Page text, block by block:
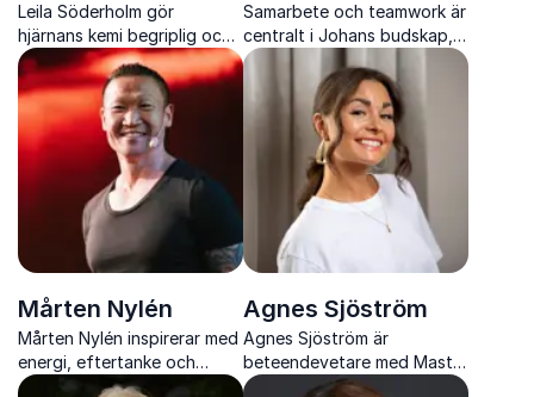
Leila Söderholm gör
hjärnans kemi begriplig och
stärker hälsa, arbetsglädje
och hållbar prestation.
Samarbete och teamwork är
centralt i Johans budskap,
där energi, humor och
verktyg stärker motivation
och arbetsglädje.
Mårten Nylén
Mårten Nylén inspirerar med
energi, eftertanke och
konkreta insikter kring hälsa,
Agnes Sjöström
Agnes Sjöström är
beteendevetare med Master
i ledarskaps- och